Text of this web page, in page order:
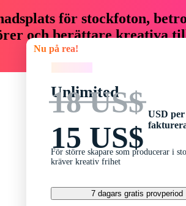
för stockfoton,
och berättare kreativa
Nu på rea!
Unlimited
18 US$
15 US$
USD
För större skapare som producerar i
kräver kreativ frihet
7 dagars gratis provperiod